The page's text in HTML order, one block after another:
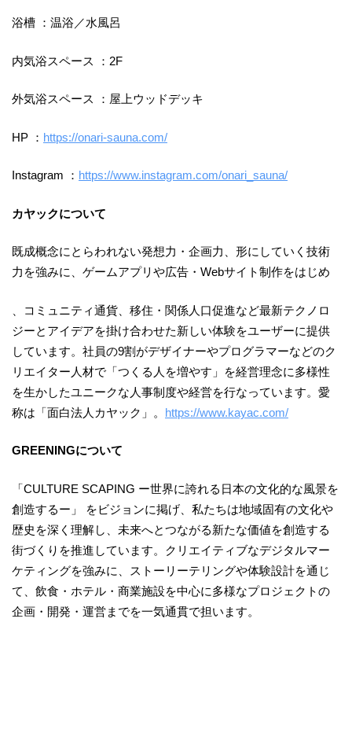
浴槽 ：温浴／水風呂
内気浴スペース ：2F
外気浴スペース ：屋上ウッドデッキ
HP ： https://onari-sauna.com/
Instagram ： https://www.instagram.com/onari_sauna/
カヤックについて
既成概念にとらわれない発想力・企画力、形にしていく技術
力を強みに、ゲームアプリや広告・Webサイト制作をはじめ
、コミュニティ通貨、移住・関係人口促進など最新テクノロ
ジーとアイデアを掛け合わせた新しい体験をユーザーに提供
しています。社員の9割がデザイナーやプログラマーなどのク
リエイター人材で「つくる人を増やす」を経営理念に多様性
を生かしたユニークな人事制度や経営を行なっています。愛
称は「面白法人カヤック」。 https://www.kayac.com/
GREENINGについて
「CULTURE SCAPING ー世界に誇れる日本の文化的な風景を
創造するー」 をビジョンに掲げ、私たちは地域固有の文化や
歴史を深く理解し、未来へとつながる新たな価値を創造する
街づくりを推進しています。クリエイティブなデジタルマー
ケティングを強みに、ストーリーテリングや体験設計を通じ
て、飲食・ホテル・商業施設を中心に多様なプロジェクトの
企画・開発・運営までを一気通貫で担います。